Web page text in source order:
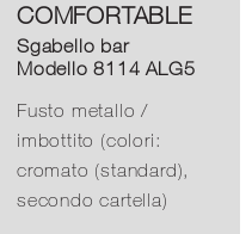
COMFORTABLE
Sgabello bar
Modello 8114 ALG5
Fusto metallo /
imbottito (colori:
cromato (standard),
secondo cartella)